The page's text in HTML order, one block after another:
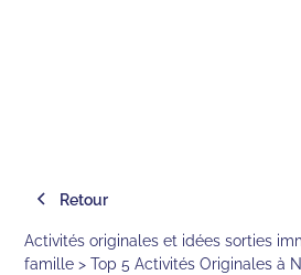
Retour
Activités originales et idées sorties
famille > Top 5 Activités Originales à